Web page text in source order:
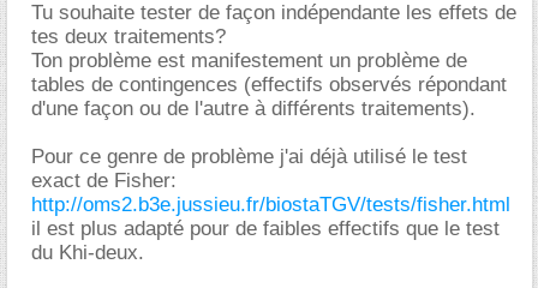
Tu souhaite tester de façon indépendante les effets de
tes deux traitements?
Ton problème est manifestement un problème de
tables de contingences (effectifs observés répondant
d'une façon ou de l'autre à différents traitements).
Pour ce genre de problème j'ai déjà utilisé le test
exact de Fisher:
http://oms2.b3e.jussieu.fr/biostaTGV/tests/fisher.html
il est plus adapté pour de faibles effectifs que le test
du Khi-deux.